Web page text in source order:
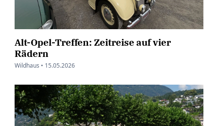
Alt-Opel-Treffen: Zeitreise auf vier
Rädern
Wildhaus • 15.05.2026